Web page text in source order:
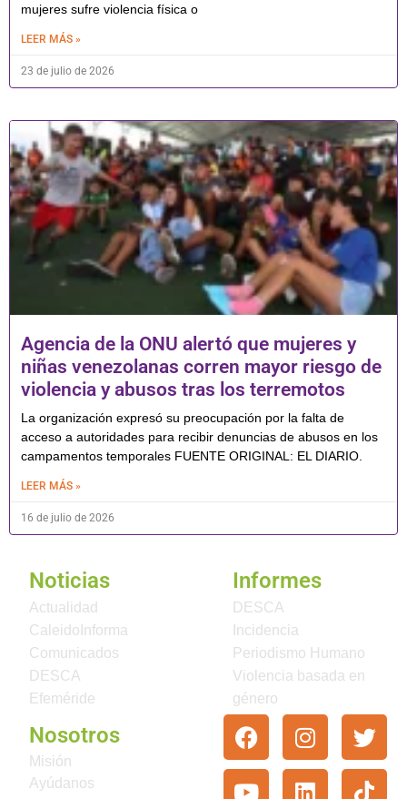
mujeres sufre violencia física o
LEER MÁS »
23 de julio de 2026
Agencia de la ONU alertó que mujeres y
niñas venezolanas corren mayor riesgo de
violencia y abusos tras los terremotos
La organización expresó su preocupación por la falta de
acceso a autoridades para recibir denuncias de abusos en los
campamentos temporales FUENTE ORIGINAL: EL DIARIO.
LEER MÁS »
16 de julio de 2026
Noticias
Actualidad
CaleidoInforma
Comunicados
DESCA
Efeméride
Informes
DESCA
Incidencia
Periodismo Humano
Violencia basada en
género
Nosotros
Misión
Ayúdanos